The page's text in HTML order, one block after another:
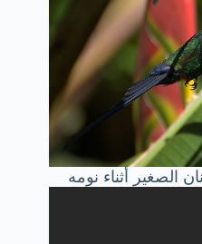
الصغير أثناء نومه